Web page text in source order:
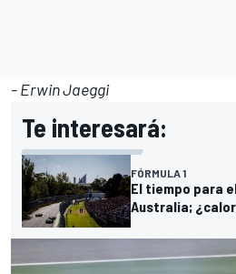
- Erwin Jaeggi
Te interesará:
FÓRMULA 1
El tiempo para
Australia;